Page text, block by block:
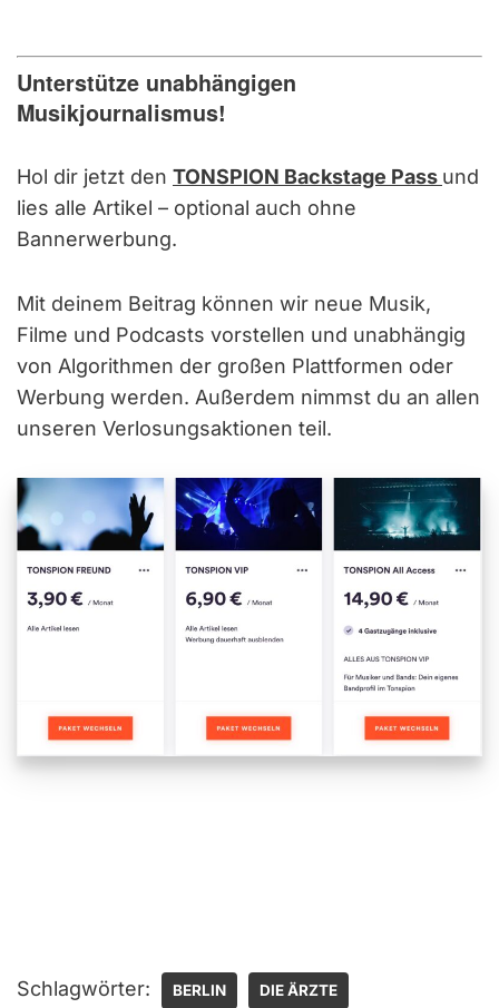
Unterstütze unabhängigen
Musikjournalismus!
Hol dir jetzt den TONSPION Backstage Pass und
lies alle Artikel – optional auch ohne
Bannerwerbung.
Mit deinem Beitrag können wir neue Musik,
Filme und Podcasts vorstellen und unabhängig
von Algorithmen der großen Plattformen oder
Werbung werden. Außerdem nimmst du an allen
unseren Verlosungsaktionen teil.
Schlagwörter: BERLIN DIE ÄRZTE